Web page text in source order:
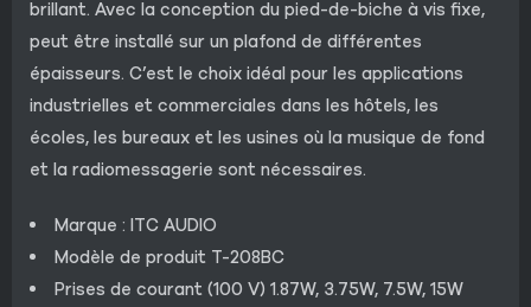
brillant. Avec la conception du pied-de-biche à vis fixe,
peut être installé sur un plafond de différentes
épaisseurs. C’est le choix idéal pour les applications
industrielles et commerciales dans les hôtels, les
écoles, les bureaux et les usines où la musique de fond
et la radiomessagerie sont nécessaires.
Marque : ITC AUDIO
Modèle de produit T-208BC
Prises de courant (100 V) 1.87W, 3.75W, 7.5W, 15W